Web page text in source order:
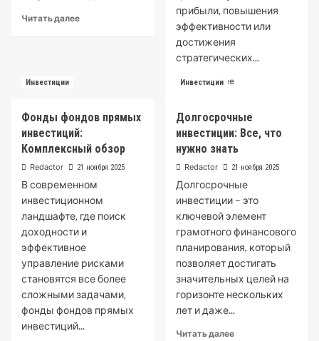
Читать далееRead
Они
Нужны
прибыли, повышения
эффективности или
достижения
стратегических...
Читать далееRead
Инвестиции
для
предприятия
виды
и
почему
они
для
бизнеса
Инвестиции
Фонды фондов прямых
инвестиций:
Комплексный обзор
Redactor 21 ноября 2025
В современном
инвестиционном
ландшафте‚ где поиск
доходности и
эффективное
управление рисками
становятся все более
сложными задачами‚
фонды фондов прямых
инвестиций...
Инвестиции
Долгосрочные
инвестиции: Все, что
нужно знать
Redactor 21 ноября 2025
Долгосрочные
инвестиции – это
ключевой элемент
грамотного финансового
планирования, который
позволяет достигать
значительных целей на
горизонте нескольких
лет и даже...
Читать далееRead